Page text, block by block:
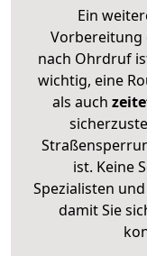
Ein
Vorbereitung
nach Ohrdruf
wichtig, eine
als auch
ist. Keine
Spezialisten
damit Sie